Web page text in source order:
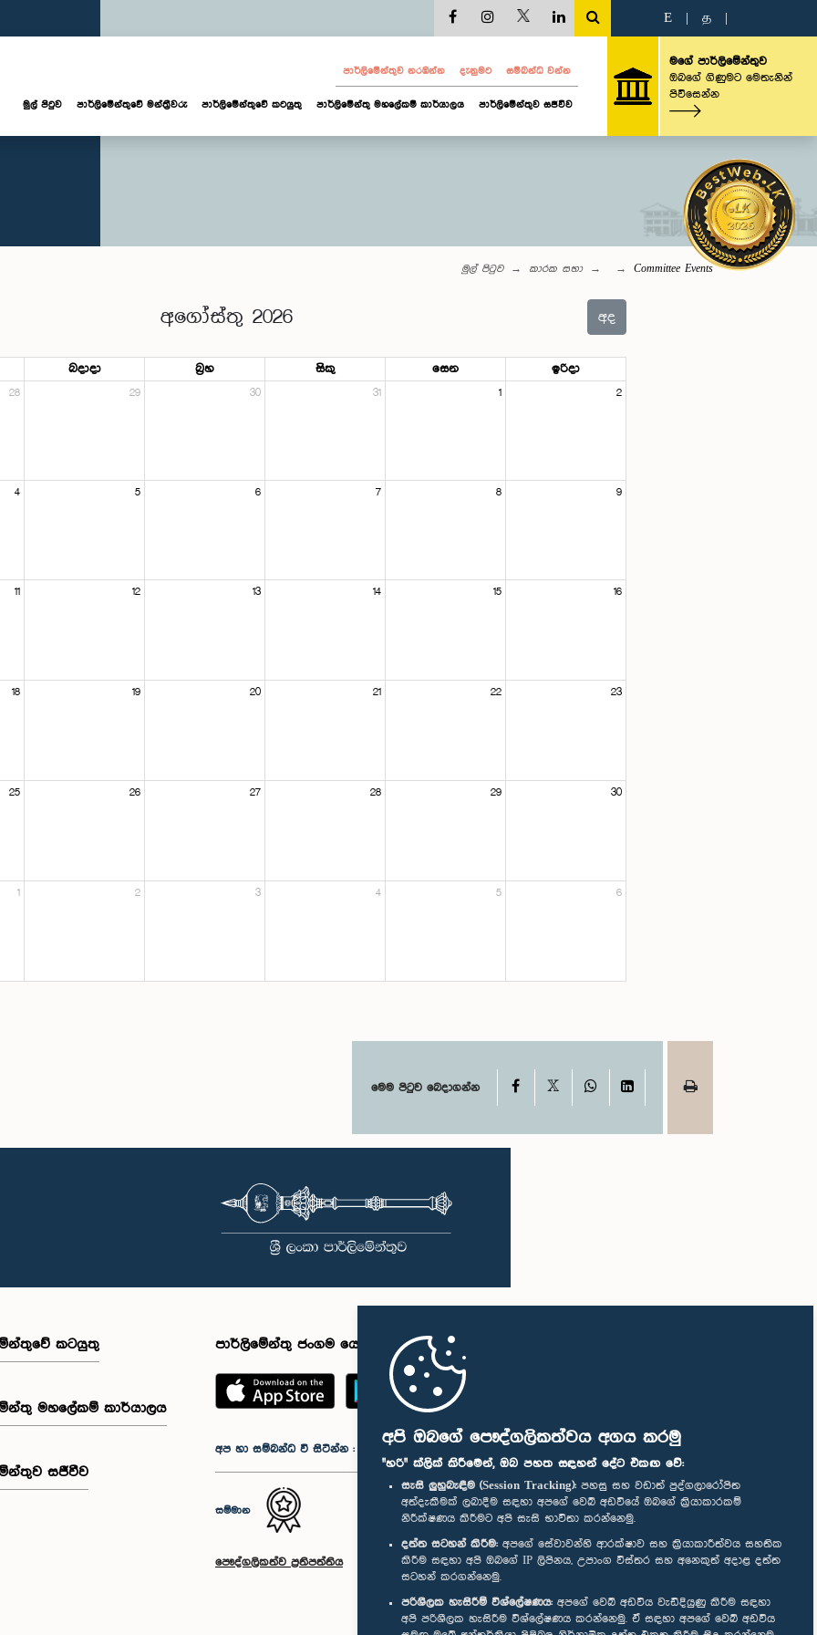
අපි ඔබගේ පෞද්ගලිකත්වය අගය කරමු
"හරි" ක්ලික් කිරීමෙන්, ඔබ පහත සඳහන් දේට එකඟ වේ:
සැසි ලුහුබැඳීම (Session Tracking): පහසු සහ වඩාත් පුද්ගලාරෝපිත
අත්දැකීමක් ලබාදීම සඳහා අපගේ වෙබ් අඩවියේ ඔබගේ ක්‍රියාකාරකම්
නිරීක්ෂණය කිරීමට අපි සැසි භාවිතා කරන්නෙමු.
දත්ත සටහන් කිරීම: අපගේ සේවාවන්හි ආරක්ෂාව සහ ක්‍රියාකාරීත්වය සහතික
කිරීම සඳහා අපි ඔබගේ IP ලිපිනය, උපාංග විස්තර සහ අනෙකුත් අදාළ දත්ත
සටහන් කරගන්නෙමු.
පරිශීලක හැසිරීම් විශ්ලේෂණය: අපගේ වෙබ් අඩවිය වැඩිදියුණු කිරීම සඳහා
අපි පරිශීලක හැසිරීම විශ්ලේෂණය කරන්නෙමු. ඒ සඳහා අපගේ වෙබ් අඩවිය
E த
පාර්ලි‌මේන්තුව නරඹන්න දැනුමට සම්බන්ධ වන්න
මුල් පිටුව පාර්ලි‌මේන්තුවේ මන්ත්‍රීවරු පාර්ලිමේන්තුවේ කටයුතු පාර්ලිමේන්තු මහලේකම් කාර්යාලය පාර්ලිමේන්තුව සජීවීව
මගේ පාර්ලිමේන්තුව
ඔබගේ ගිණුමට මෙතැනින්
පිවිසෙන්න
මුල් පිටුව කාරක සභා Committee Events
අගෝස්තු 2026 අද
බදාදා බ්‍රහ සිකු සෙන ඉරිදා
28 29 30 31 1 2
4 5 6 7 8 9
11 12 13 14 15 16
18 19 20 21 22 23
25 26 27 28 29 30
1 2 3 4 5 6
මෙම පිටුව බෙදාගන්න Facebook WhatsAppLinkedIn
කටයුතු
මහලේකම් කාර්යාලය
සජීවීව
පාර්ලිමේන්තු ජංගම යෙදුම
අප හා සම්බන්ධ වී සිටින්න :
සම්මාන
පෞද්ගලිකත්ව ප්‍රතිපත්තිය